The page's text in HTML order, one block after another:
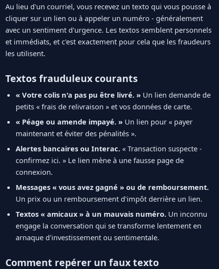
Au lieu d'un courriel, vous recevez un texto qui vous pousse à
cliquer sur un lien ou à appeler un numéro - généralement
avec un sentiment d'urgence. Les textos semblent personnels
et immédiats, et c'est exactement pour cela que les fraudeurs
les utilisent.
Textos frauduleux courants
« Votre colis n'a pas pu être livré. »Un lien demande de
petits « frais de relivraison » et vos données de carte.
« Péage ou amende impayé. »Un lien pour « payer
maintenant et éviter des pénalités ».
Alertes bancaires ou Interac.« Transaction suspecte -
confirmez ici. » Le lien mène à une fausse page de
connexion.
Messages « vous avez gagné » ou de remboursement.
Un prix ou un remboursement d'impôt derrière un lien.
Textos « amicaux » à un mauvais numéro.Un inconnu
engage la conversation qui se transforme lentement en
arnaque d'investissement ou sentimentale.
Comment repérer un faux texto